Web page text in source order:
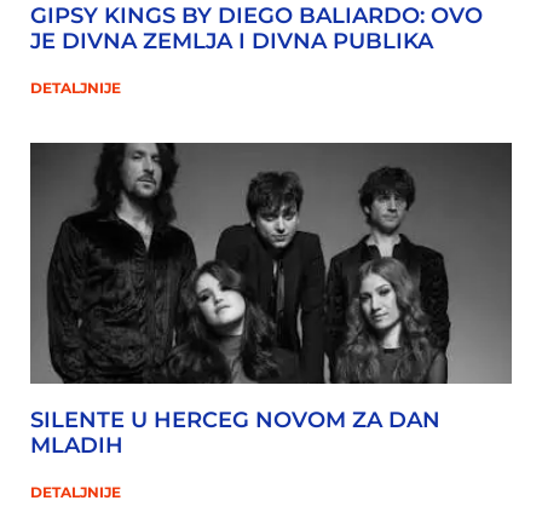
GIPSY KINGS BY DIEGO BALIARDO: OVO
JE DIVNA ZEMLJA I DIVNA PUBLIKA
DETALJNIJE
SILENTE U HERCEG NOVOM ZA DAN
MLADIH
DETALJNIJE